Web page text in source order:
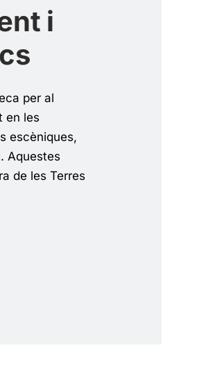
i
per al
en les
escèniques,
Aquestes
de les Terres